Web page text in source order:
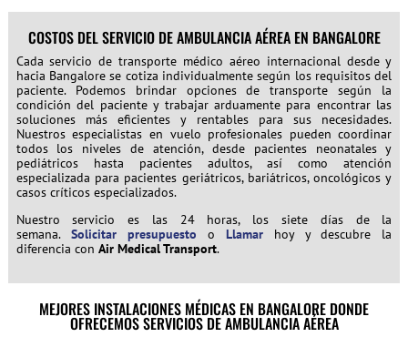
COSTOS DEL SERVICIO DE AMBULANCIA AÉREA EN BANGALORE
Cada servicio de transporte médico aéreo internacional desde y
hacia Bangalore se cotiza individualmente según los requisitos del
paciente. Podemos brindar opciones de transporte según la
condición del paciente y trabajar arduamente para encontrar las
soluciones más eficientes y rentables para sus necesidades.
Nuestros especialistas en vuelo profesionales pueden coordinar
todos los niveles de atención, desde pacientes neonatales y
pediátricos hasta pacientes adultos, así como atención
especializada para pacientes geriátricos, bariátricos, oncológicos y
casos críticos especializados.
Nuestro servicio es las 24 horas, los siete días de la
semana. Solicitar presupuesto o Llamarhoy y descubre la
diferencia con Air Medical Transport.
MEJORES INSTALACIONES MÉDICAS EN BANGALORE DONDE
OFRECEMOS SERVICIOS DE AMBULANCIA AÉREA